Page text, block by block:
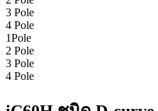
3 Pole
4 Pole
1Pole
2 Pole
3 Pole
4 Pole